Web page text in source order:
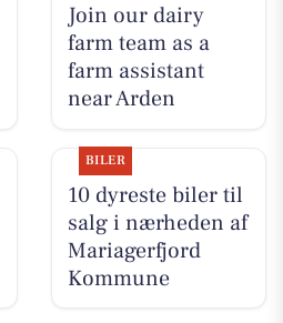
Join our dairy
farm team as a
farm assistant
near Arden
BILER
10 dyreste biler til
salg i nærheden af
Mariagerfjord
Kommune